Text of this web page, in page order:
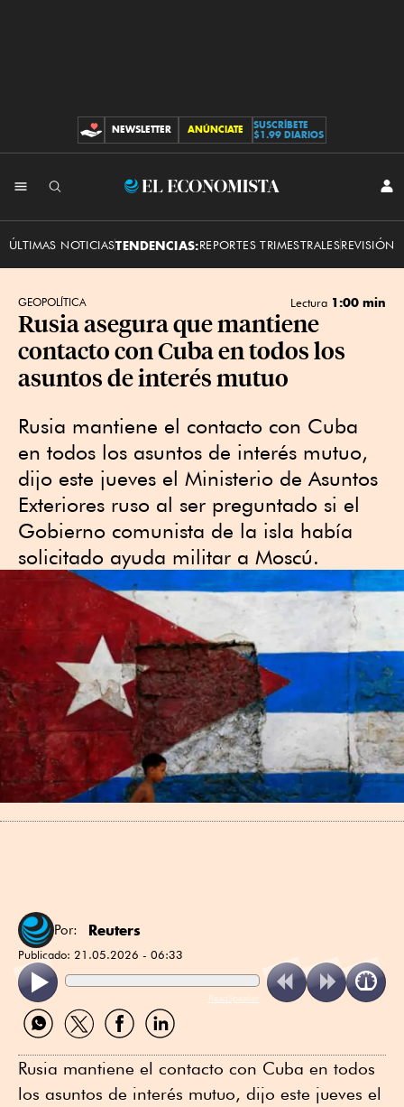
CONTRIBUCIONES
NEWSLETTER ANÚNCIATE
SUSCRÍBETE
$1.99 DIARIOS
El
ÚLTIMAS NOTICIASTENDENCIAS:REPORTES TRIMESTRALESREVISIÓN
GEOPOLÍTICA Lectura 1:00 min
Rusia asegura que mantiene
contacto con Cuba en todos los
asuntos de interés mutuo
Rusia mantiene el ⁠contacto con Cuba
en todos los asuntos ‌de interés ⁠mutuo,
dijo este ⁠jueves el Ministerio de ‌Asuntos
Exteriores ruso ​al ser preguntado si ​el
Gobierno comunista de la isla había
solicitado ayuda militar a Moscú.
Por: Reuters
Publicado: 21.05.2026 - 06:33
ReadSpeaker
Compartir
por
Compartir
por
Compartir
por
Compartir
por
Rusia mantiene el ⁠contacto con Cuba en todos
los asuntos de interés ⁠mutuo, dijo este ⁠jueves el